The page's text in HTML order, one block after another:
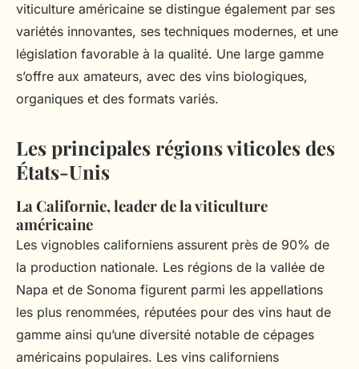
viticulture américaine se distingue également par ses
variétés innovantes, ses techniques modernes, et une
législation favorable à la qualité. Une large gamme
s’offre aux amateurs, avec des vins biologiques,
organiques et des formats variés.
Les principales régions viticoles des
États-Unis
La Californie, leader de la viticulture
américaine
Les vignobles californiens assurent près de 90% de
la production nationale. Les régions de la vallée de
Napa et de Sonoma figurent parmi les appellations
les plus renommées, réputées pour des vins haut de
gamme ainsi qu’une diversité notable de cépages
américains populaires. Les vins californiens